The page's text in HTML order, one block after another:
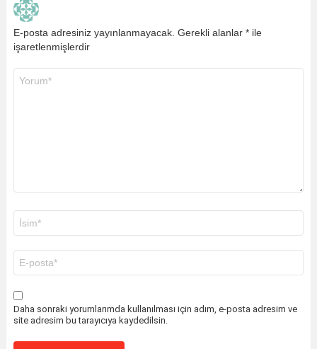
E-posta adresiniz yayınlanmayacak. Gerekli alanlar * ile
işaretlenmişlerdir
posta
*
Daha sonraki yorumlarımda kullanılması için adım, e-posta adresim ve
site adresim bu tarayıcıya kaydedilsin.